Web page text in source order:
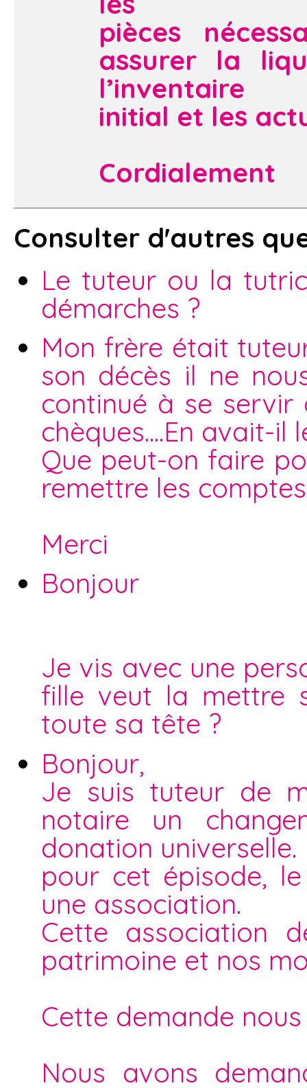
pièces
assurer la
l’inventaire
initial et les
Cordialement
Consulter d'autres
Le tuteur ou la
démarches ?
Mon frère était
son décès il ne
continué à se servir
chèques....En avait-il
Que peut-on faire
remettre les
Merci
Bonjour
Je vis avec une
fille veut la mettre
toute sa tête ?
Bonjour,
Je suis tuteur de
notaire un
donation universelle.
pour cet épisode,
une association.
Cette association
patrimoine et nos
Cette demande
Nous avons